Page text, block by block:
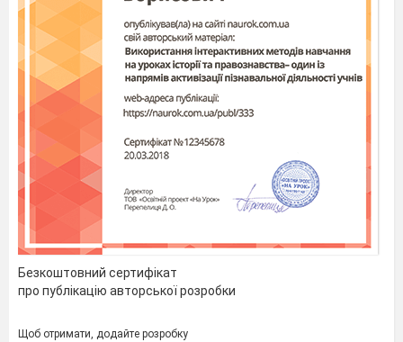
подальше
погіршення стану
планети
неминуче. Фахівці
вважають, що у
нас є ще
максимум 50
років, щоб
запобігти
необоротним
екологічним
Безкоштовний сертифікат
про публікацію авторської розробки
Щоб отримати, додайте розробку